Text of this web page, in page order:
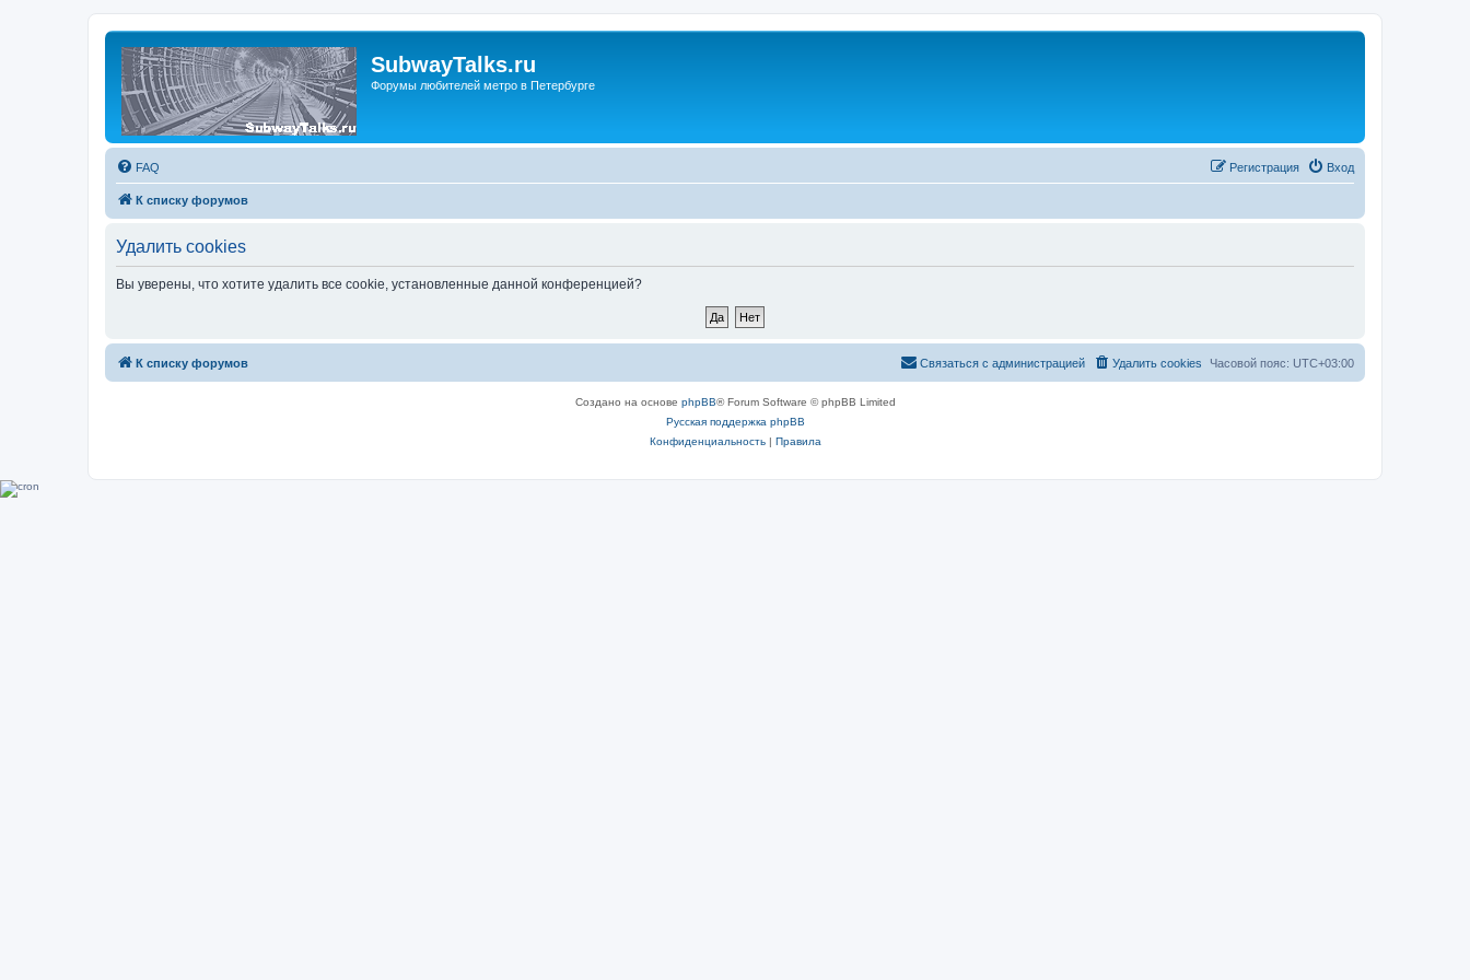
SubwayTalks.ru
Форумы любителей метро в Петербурге
FAQ Вход
Регистрация
К списку форумов
Удалить cookies
Вы уверены, что хотите удалить все cookie, установленные данной конференцией?
К списку форумов Часовой пояс: UTC+03:00
Удалить cookies
Связаться с администрацией
Создано на основе phpBB® Forum Software © phpBB Limited
Русская поддержка phpBB
Конфиденциальность| Правила